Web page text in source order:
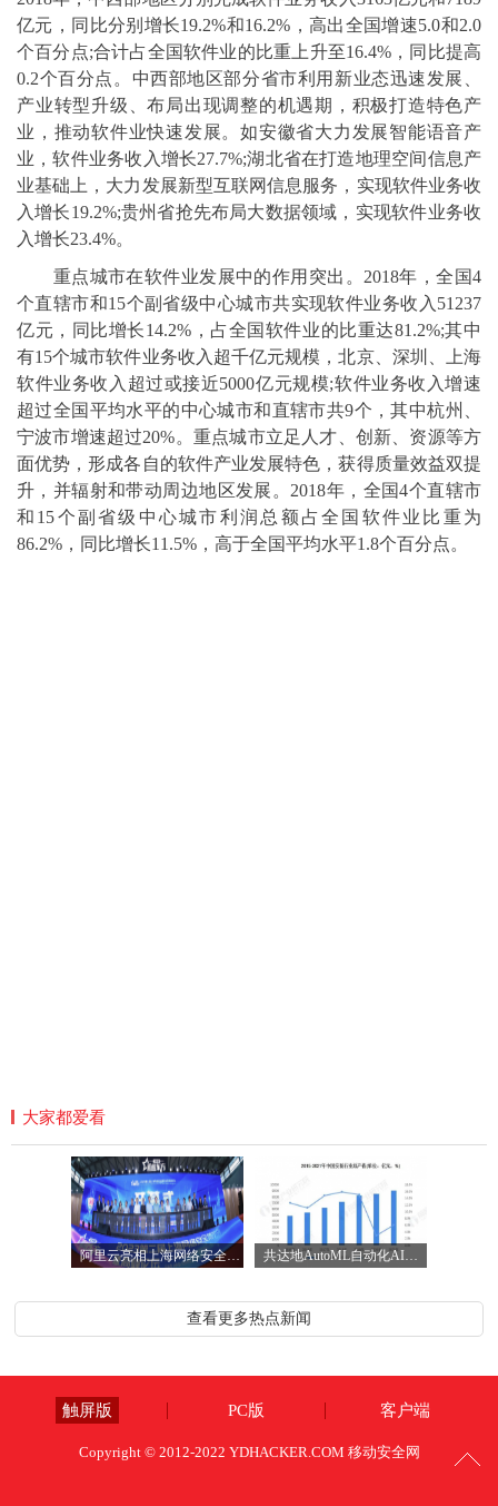
亿元，同比分别增长19.2%和16.2%，高出全国增速5.0和2.0
个百分点;合计占全国软件业的比重上升至16.4%，同比提高
0.2个百分点。中西部地区部分省市利用新业态迅速发展、
产业转型升级、布局出现调整的机遇期，积极打造特色产
业，推动软件业快速发展。如安徽省大力发展智能语音产
业，软件业务收入增长27.7%;湖北省在打造地理空间信息产
业基础上，大力发展新型互联网信息服务，实现软件业务收
入增长19.2%;贵州省抢先布局大数据领域，实现软件业务收
入增长23.4%。
重点城市在软件业发展中的作用突出。2018年，全国4
个直辖市和15个副省级中心城市共实现软件业务收入51237
亿元，同比增长14.2%，占全国软件业的比重达81.2%;其中
有15个城市软件业务收入超千亿元规模，北京、深圳、上海
软件业务收入超过或接近5000亿元规模;软件业务收入增速
超过全国平均水平的中心城市和直辖市共9个，其中杭州、
宁波市增速超过20%。重点城市立足人才、创新、资源等方
面优势，形成各自的软件产业发展特色，获得质量效益双提
升，并辐射和带动周边地区发展。2018年，全国4个直辖市
和15个副省级中心城市利润总额占全国软件业比重为
86.2%，同比增长11.5%，高于全国平均水平1.8个百分点。
大家都爱看
阿里云亮相上海网络安全博览会 展示新一 共达地AutoML自动化AI训练平台，用AI编织社
查看更多热点新闻
触屏版 PC版 客户端
Copyright © 2012-2022 YDHACKER.COM 移动安全网